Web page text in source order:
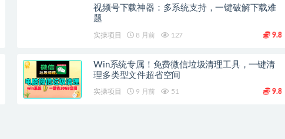
视频号下载神器：多系统支持，一键破解下载难
题
实操项目 8 月前 127 9.8
Win系统专属！免费微信垃圾清理工具，一键清
理多类型文件超省空间
实操项目 9 月前 51 9.8